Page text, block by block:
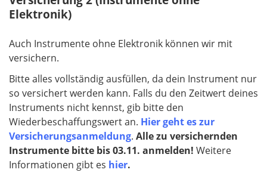
Elektronik)
Auch Instrumente ohne Elektronik können wir mit
versichern.
Bitte alles vollständig ausfüllen, da dein Instrument nur
so versichert werden kann. Falls du den Zeitwert deines
Instruments nicht kennst, gib bitte den
Wiederbeschaffungswert an. Hier geht es zur
Versicherungsanmeldung. Alle zu versichernden
Instrumente bitte bis 03.11. anmelden! Weitere
Informationen gibt es hier.